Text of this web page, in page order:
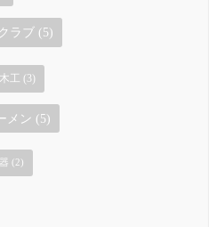
ラブ (5)
木工 (3)
メン (5)
(2)